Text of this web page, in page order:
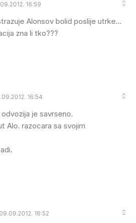
16:59
Alonsov bolid poslije utrke…
zna li tko???
16:54
je savrseno.
Alo. razocara sa svojim
09.09.2012. 16:52